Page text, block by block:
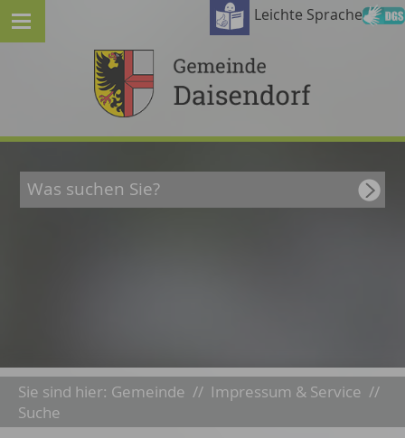
Leichte Sprache
Sie sind hier: Gemeinde // Impressum & Service //
Suche